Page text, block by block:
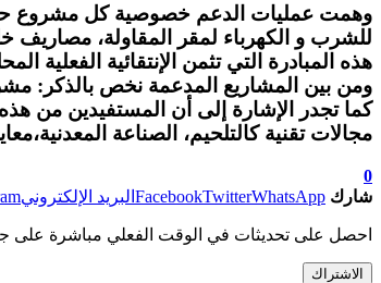
وهمت عمليات الدعم خصوصية كل مشروع
للشرب و الكهرباء لمقر المقاولة، مصاريف
هذه المبادرة التي تثمن الإنتقائية الفعلية المحلية في دعم
ومن بين المشاريع المدعمة نخص بالذكر:
مجالات تقنية كالتلحيم، الصناعة
0
شارك
FacebookTwitterWhatsApp البريد الإلكتروني
احصل على تحديثات في الوقت الفعلي مباشرة على
الاشتراك